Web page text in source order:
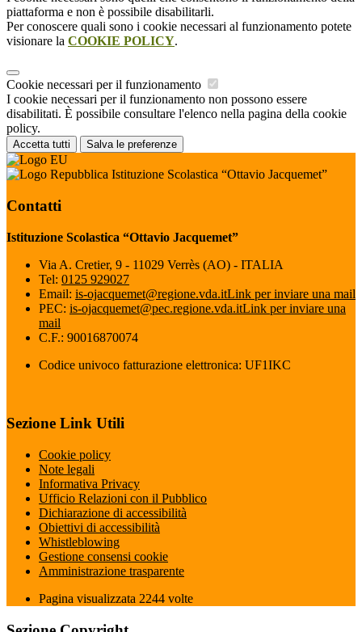
piattaforma e non è possibile disabilitarli.
Per conoscere quali sono i cookie necessari al funzionamento potete
visionare la COOKIE POLICY.
Cookie necessari per il funzionamento
I cookie necessari per il funzionamento non possono essere
disabilitati. È possibile consultare l'elenco nella pagina della cookie
policy.
Accetta tutti Salva le preferenze
Istituzione Scolastica “Ottavio Jacquemet”
Contatti
Istituzione Scolastica “Ottavio Jacquemet”
Via A. Cretier, 9 - 11029 Verrès (AO) - ITALIA
Tel: 0125 929027
Email: is-ojacquemet@regione.vda.itLink per inviare una mail
PEC: is-ojacquemet@pec.regione.vda.itLink per inviare una
mail
C.F.: 90016870074
Codice univoco fatturazione elettronica: UF1IKC
Sezione Link Utili
Cookie policy
Note legali
Informativa Privacy
Ufficio Relazioni con il Pubblico
Dichiarazione di accessibilità
Obiettivi di accessibilità
Whistleblowing
Gestione consensi cookie
Amministrazione trasparente
Pagina visualizzata 2244 volte